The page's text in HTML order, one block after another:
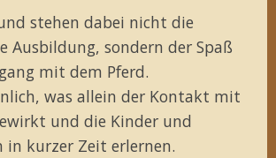
stehen dabei nicht die
Ausbildung, sondern der Spaß
mit dem Pferd.
was allein der Kontakt mit
und die Kinder und
in kurzer Zeit erlernen.